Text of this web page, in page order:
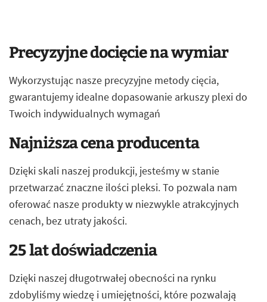
Precyzyjne docięcie na wymiar
Wykorzystując nasze precyzyjne metody cięcia,
gwarantujemy idealne dopasowanie arkuszy plexi do
Twoich indywidualnych wymagań
Najniższa cena producenta
Dzięki skali naszej produkcji, jesteśmy w stanie
przetwarzać znaczne ilości pleksi. To pozwala nam
oferować nasze produkty w niezwykle atrakcyjnych
cenach, bez utraty jakości.
25 lat doświadczenia
Dzięki naszej długotrwałej obecności na rynku
zdobyliśmy wiedzę i umiejętności, które pozwalają